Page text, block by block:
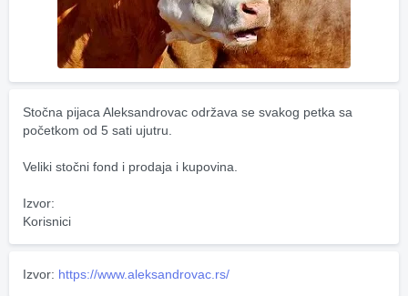
Stočna pijaca Aleksandrovac održava se svakog petka sa
početkom od 5 sati ujutru.
Veliki stočni fond i prodaja i kupovina.
Izvor:
Korisnici
Izvor: https://www.aleksandrovac.rs/